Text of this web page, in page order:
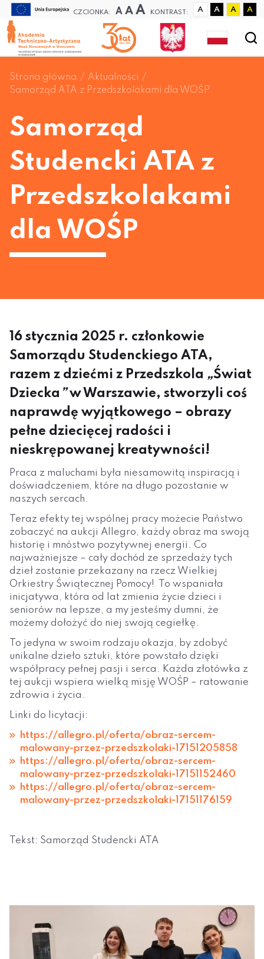
CZCIONKA: A A A KONTRAST: A A A A
Strona główna
Aktualności
Samorząd ATA z Przedszkolakami dla WOŚP
Samorząd
Studencki ATA z
Przedszkolakami
dla WOŚP
16 stycznia 2025 r. członkowie
Samorządu Studenckiego ATA,
razem z dziećmi z Przedszkola „Świat
Dziecka ”w Warszawie, stworzyli coś
naprawdę wyjątkowego – obrazy
pełne dziecięcej radości i
nieskrępowanej kreatywności!
Praca z maluchami była niesamowitą inspiracją i
doświadczeniem, które na długo pozostanie w
naszych sercach.
Teraz efekty tej wspólnej pracy możecie Państwo
zobaczyć na aukcji Allegro, każdy obraz ma swoją
historię i mnóstwo pozytywnej energii. Co
najważniejsze – cały dochód ze sprzedaży tych
dzieł zostanie przekazany na rzecz Wielkiej
Orkiestry Świątecznej Pomocy! To wspaniała
inicjatywa, która od lat zmienia życie dzieci i
seniorów na lepsze, a my jesteśmy dumni, że
możemy dołożyć do niej swoją cegiełkę.
To jedyna w swoim rodzaju okazja, by zdobyć
unikalne dzieło sztuki, które powstało dzięki
współpracy pełnej pasji i serca. Każda złotówka z
tej aukcji wspiera wielką misję WOŚP – ratowanie
zdrowia i życia.
Linki do licytacji:
https://allegro.pl/oferta/obraz-sercem-
malowany-przez-przedszkolaki-17151205858
https://allegro.pl/oferta/obraz-sercem-
malowany-przez-przedszkolaki-17151152460
https://allegro.pl/oferta/obraz-sercem-
malowany-przez-przedszkolaki-17151176159
Tekst: Samorząd Studencki ATA